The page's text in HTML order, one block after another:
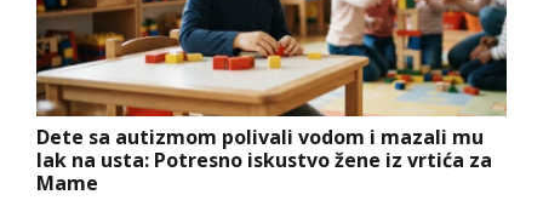
Dete sa autizmom polivali vodom i mazali mu
lak na usta: Potresno iskustvo žene iz vrtića za
Mame